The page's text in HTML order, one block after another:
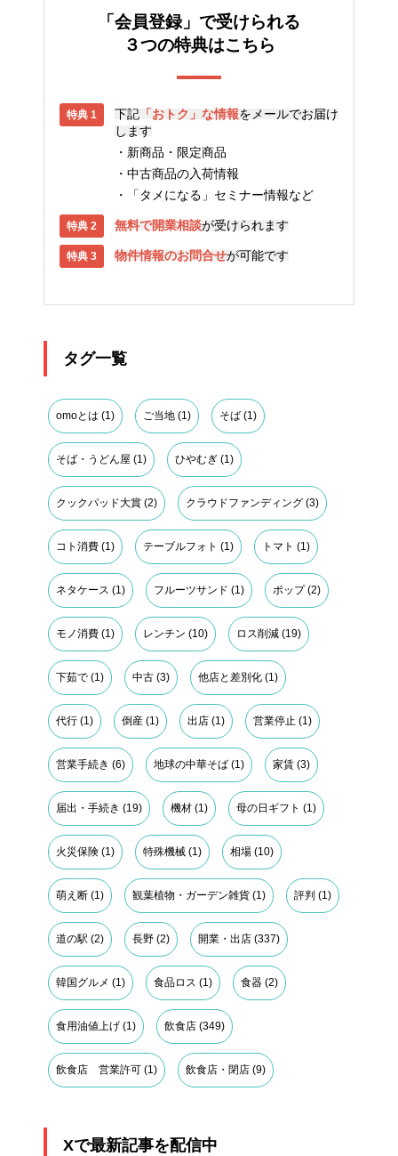
「会員登録」で受けられる
３つの特典はこちら
下記 「おトク」な情報をメールでお届け
します
新商品・限定商品
中古商品の入荷情報
「タメになる」セミナー情報など
無料で開業相談が受けられます
物件情報のお問合せが可能です
タグ一覧
omoとは (1) ご当地 (1) そば (1)
そば・うどん屋 (1) ひやむぎ (1)
クックパッド大賞 (2) クラウドファンディング (3)
コト消費 (1) テーブルフォト (1) トマト (1)
ネタケース (1) フルーツサンド (1) ポップ(2)
モノ消費 (1) レンチン (10) ロス削減 (19)
下茹で (1) 中古 (3) 他店と差別化 (1)
代行 (1) 倒産 (1) 出店 (1) 営業停止 (1)
営業手続き (6) 地球の中華そば (1) 家賃 (3)
届出・手続き (19) 機材 (1) 母の日ギフト (1)
火災保険 (1) 特殊機械 (1) 相場 (10)
萌え断 (1) 観葉植物・ガーデン雑貨 (1) 評判 (1)
道の駅 (2) 長野 (2) 開業・出店 (337)
韓国グルメ (1) 食品ロス (1) 食器 (2)
食用油値上げ (1) 飲食店 (349)
飲食店 営業許可 (1) 飲食店・閉店 (9)
Xで最新記事を配信中